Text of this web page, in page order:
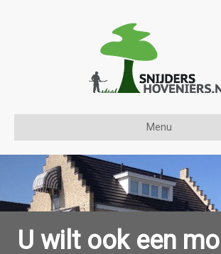
Menu
U wilt ook een